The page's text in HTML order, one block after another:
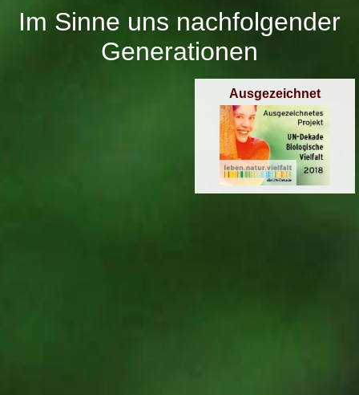
Im Sinne uns nachfolgender
Generationen
Ausgezeichnet